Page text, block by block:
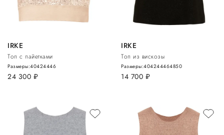
IRKE
Топ с пайетками
24 300 руб.
Размеры:40424446
IRKE
Топ из вискозы
14 700 руб.
Размеры:404244464850